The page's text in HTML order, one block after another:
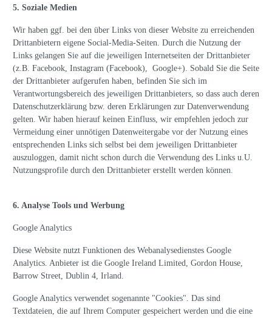
5. Soziale Medien
Wir haben ggf. bei den über Links von dieser Website zu erreichenden
Drittanbietern eigene Social-Media-Seiten. Durch die Nutzung der
Links gelangen Sie auf die jeweiligen Internetseiten der Drittanbieter
(z.B. Facebook, Instagram (Facebook), Google+). Sobald Sie die Seite
der Drittanbieter aufgerufen haben, befinden Sie sich im
Verantwortungsbereich des jeweiligen Drittanbieters, so dass auch deren
Datenschutzerklärung bzw. deren Erklärungen zur Datenverwendung
gelten. Wir haben hierauf keinen Einfluss, wir empfehlen jedoch zur
Vermeidung einer unnötigen Datenweitergabe vor der Nutzung eines
entsprechenden Links sich selbst bei dem jeweiligen Drittanbieter
auszuloggen, damit nicht schon durch die Verwendung des Links u.U.
Nutzungsprofile durch den Drittanbieter erstellt werden können.
6. Analyse Tools und Werbung
Google Analytics
Diese Website nutzt Funktionen des Webanalysedienstes Google
Analytics. Anbieter ist die Google Ireland Limited, Gordon House,
Barrow Street, Dublin 4, Irland.
Google Analytics verwendet sogenannte "Cookies". Das sind
Textdateien, die auf Ihrem Computer gespeichert werden und die eine